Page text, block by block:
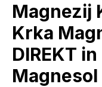
Magnezij
Krka
DIREKT
Magnesol